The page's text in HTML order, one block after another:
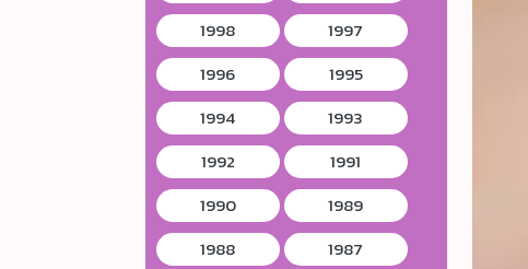
1998
1997
1996
1995
1994
1993
1992
1991
1990
1989
1988
1987